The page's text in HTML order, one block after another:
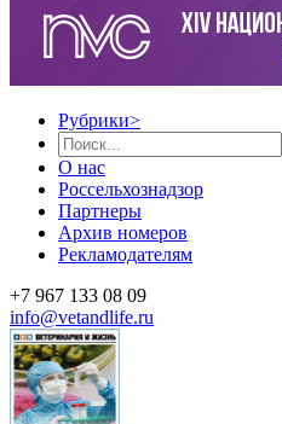
Рубрики>
О нас
Россельхознадзор
Партнеры
Архив номеров
Рекламодателям
+7 967 133 08 09
info@vetandlife.ru